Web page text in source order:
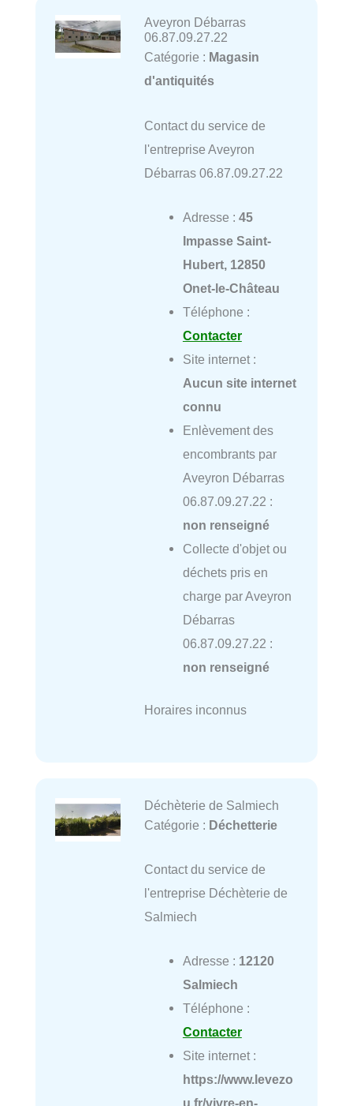
Aveyron Débarras
06.87.09.27.22
Catégorie : Magasin
d'antiquités
Contact du service de
l'entreprise Aveyron
Débarras 06.87.09.27.22
Adresse : 45
Impasse Saint-
Hubert, 12850
Onet-le-Château
Téléphone :
Contacter
Site internet :
Aucun site internet
connu
Enlèvement des
encombrants par
Aveyron Débarras
06.87.09.27.22 :
non renseigné
Collecte d'objet ou
déchets pris en
charge par Aveyron
Débarras
06.87.09.27.22 :
non renseigné
Horaires inconnus
Déchèterie de Salmiech
Catégorie : Déchetterie
Contact du service de
l'entreprise Déchèterie de
Salmiech
Adresse : 12120
Salmiech
Téléphone :
Contacter
Site internet :
https://www.levezo
u.fr/vivre-en-